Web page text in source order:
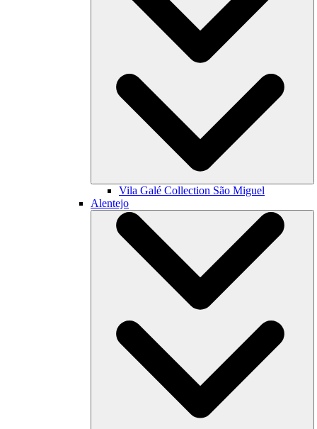
Vila Galé Collection São Miguel
Alentejo